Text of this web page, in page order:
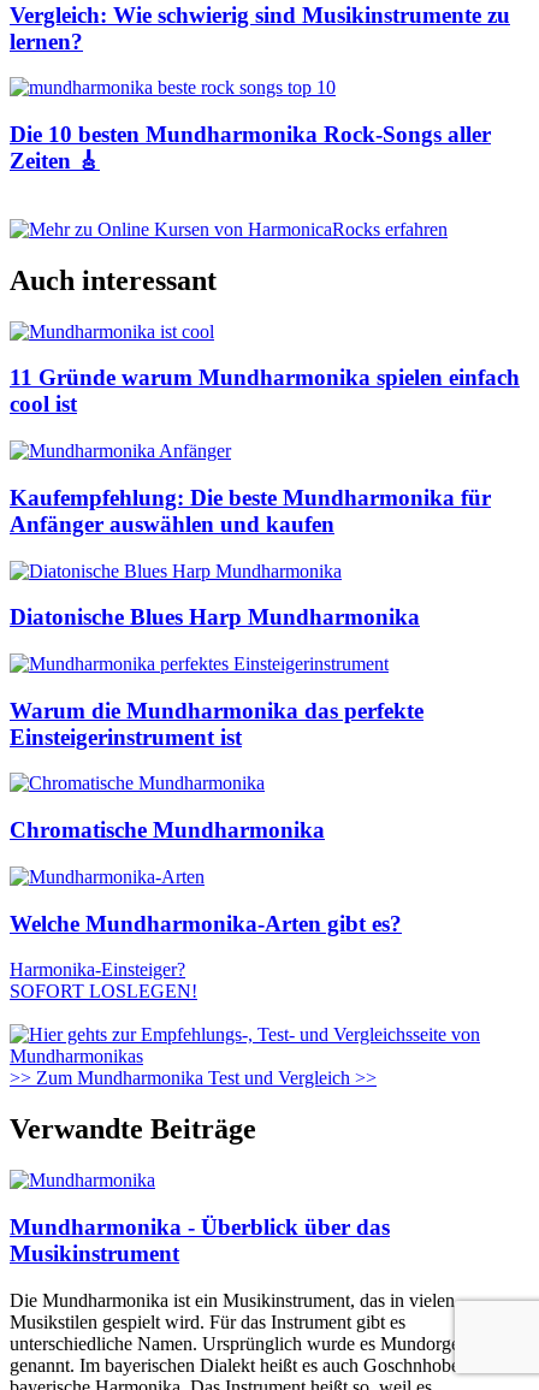
Vergleich: Wie schwierig sind Musikinstrumente zu
lernen?
Die 10 besten Mundharmonika Rock-Songs aller
Zeiten 🎸
Auch interessant
11 Gründe warum Mundharmonika spielen einfach
cool ist
Kaufempfehlung: Die beste Mundharmonika für
Anfänger auswählen und kaufen
Diatonische Blues Harp Mundharmonika
Warum die Mundharmonika das perfekte
Einsteigerinstrument ist
Chromatische Mundharmonika
Welche Mundharmonika-Arten gibt es?
Harmonika-Einsteiger?
SOFORT LOSLEGEN!
>> Zum Mundharmonika Test und Vergleich >>
Verwandte Beiträge
Mundharmonika - Überblick über das
Musikinstrument
Die Mundharmonika ist ein Musikinstrument, das in vielen
Musikstilen gespielt wird. Für das Instrument gibt es
unterschiedliche Namen. Ursprünglich wurde es Mundorgel
genannt. Im bayerischen Dialekt heißt es auch Goschnhobel oder